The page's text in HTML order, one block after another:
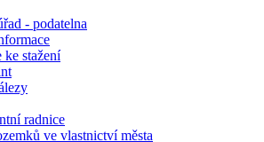
- podatelna
ke stažení
radnice
ve vlastnictví města